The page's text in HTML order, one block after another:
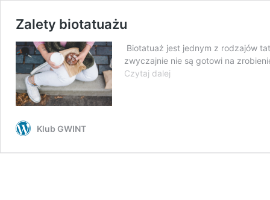
Zalety biotatuażu
Biotatuaż jest jednym z rodzajów
zwyczajnie nie są gotowi na
Czytaj dalej
Klub GWINT